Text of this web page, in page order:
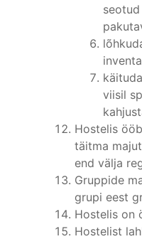
viisil
Hostelis
täitma
end välja
Gruppide
grupi eest
Hostelis on
Hostelist